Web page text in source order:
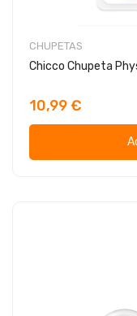
CHUPETAS
Chicco Chupeta
10,99 €